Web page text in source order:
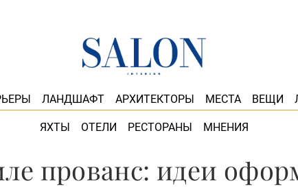
ЛАНДШАФТ АРХИТЕКТОРЫ МЕСТА ВЕЩИ
ЯХТЫ ОТЕЛИ РЕСТОРАНЫ МНЕНИЯ
прованс: идеи